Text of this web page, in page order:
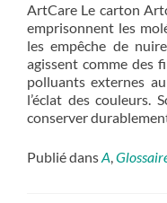
ArtCare Le carton
emprisonnent les
les empêche de
agissent comme des
polluants externes
l’éclat des couleurs.
conserver
Publié dansA,